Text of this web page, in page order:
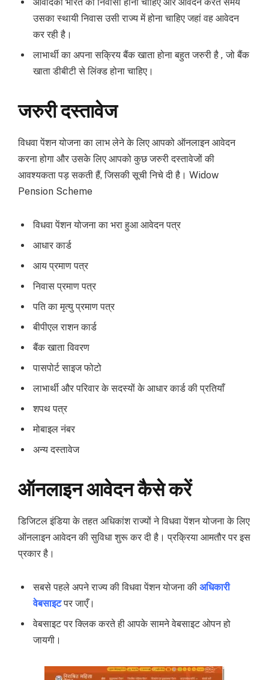
आवेदिका भारत की निवासी होनी चाहिए और आवेदन करते समय
उसका स्थायी निवास उसी राज्य में होना चाहिए जहां वह आवेदन
कर रही है।
लाभार्थी का अपना सक्रिय बैंक खाता होना बहुत जरुरी है ,जो बैंक
खाता डीबीटी से लिंक्ड होना चाहिए।
जरुरी दस्तावेज
विधवा पेंशन योजना का लाभ लेने के लिए आपको ऑनलाइन आवेदन
करना होगा और उसके लिए आपको कुछ जरुरी दस्तावेजों की
आवश्यकता पड़ सकती हैं, जिसकी सूची निचे दी है। Widow
Pension Scheme
विधवा पेंशन योजना का भरा हुआ आवेदन पत्र
आधार कार्ड
आय प्रमाण पत्र
निवास प्रमाण पत्र
पति का मृत्यु प्रमाण पत्र
बीपीएल राशन कार्ड
बैंक खाता विवरण
पासपोर्ट साइज फोटो
लाभार्थी और परिवार के सदस्यों के आधार कार्ड की प्रतियाँ
शपथ पत्र
मोबाइल नंबर
अन्य दस्तावेज
ऑनलाइन आवेदन कैसे करें
डिजिटल इंडिया के तहत अधिकांश राज्यों ने विधवा पेंशन योजना के लिए
ऑनलाइन आवेदन की सुविधा शुरू कर दी है। प्रक्रिया आमतौर पर इस
प्रकार है।
सबसे पहले अपने राज्य की विधवा पेंशन योजना की अधिकारी
वेबसाइटपर जाएँ।
वेबसाइट पर क्लिक करते ही आपके सामने वेबसाइट ओपन हो
जायगी।